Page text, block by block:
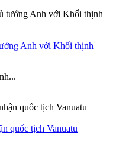
Anh với Khối thịnh
quốc tịch Vanuatu